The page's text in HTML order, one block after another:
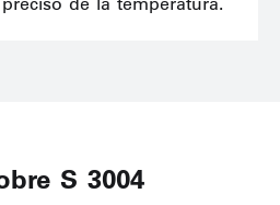
S 3004